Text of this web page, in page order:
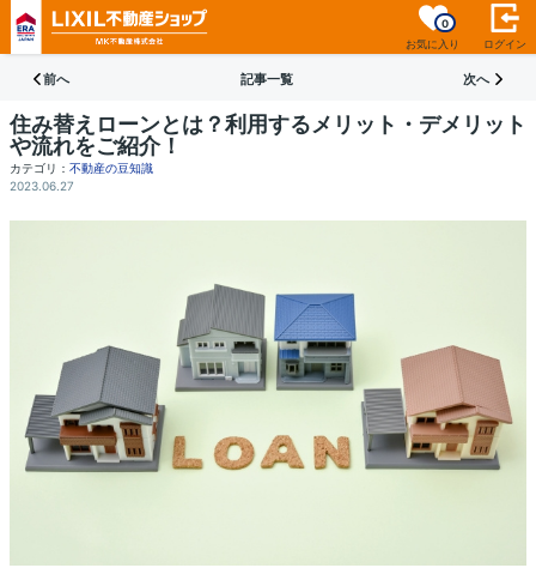
お気に入り
0
ログイン
前へ 記事一覧 次へ
住み替えローンとは？利用するメリット・デメリット
や流れをご紹介！
カテゴリ： 不動産の豆知識
2023.06.27